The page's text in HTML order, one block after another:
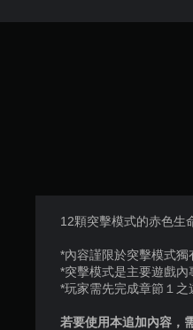
12顆突擊模式的赤色生
*內容謹限於突擊模式獨
*突擊模式是主要遊戲內
*玩家需先完成章節１之
若要使用本追加內容，